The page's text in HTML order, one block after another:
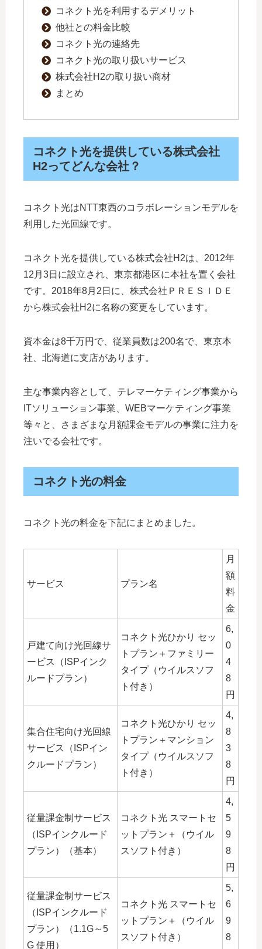
コネクト光を利用するデメリット
他社との料金比較
コネクト光の連絡先
コネクト光の取り扱いサービス
株式会社H2の取り扱い商材
まとめ
コネクト光を提供している株式会社
H2ってどんな会社？
コネクト光はNTT東西のコラボレーションモデルを
利用した光回線です。
コネクト光を提供している株式会社H2は、2012年
12月3日に設立され、東京都港区に本社を置く会社
です。2018年8月2日に、株式会社ＰＲＥＳＩＤＥ
から株式会社H2に名称の変更をしています。
資本金は8千万円で、従業員数は200名で、東京本
社、北海道に支店があります。
主な事業内容として、テレマーケティング事業から
ITソリューション事業、WEBマーケティング事業
等々と、さまざまな月額課金モデルの事業に注力を
注いでる会社です。
コネクト光の料金
コネクト光の料金を下記にまとめました。
サービス プラン名
月
額
料
金
戸建て向け光回線サ
ービス（ISPインク
ルードプラン）
コネクト光ひかり セッ
トプラン＋ファミリー
タイプ（ウイルスソフ
ト付き）
6,
0
4
8
円
集合住宅向け光回線
サービス（ISPイン
クルードプラン）
コネクト光ひかり セッ
トプラン＋マンション
タイプ（ウイルスソフ
ト付き）
4,
8
3
8
円
従量課金制サービス
（ISPインクルード
プラン）（基本）
コネクト光 スマートセ
ットプラン＋（ウイル
スソフト付き）
4,
5
9
8
円
従量課金制サービス
（ISPインクルード
プラン）（1.1G～5
G 使用）
コネクト光 スマートセ
ットプラン＋（ウイル
スソフト付き）
5,
6
9
8